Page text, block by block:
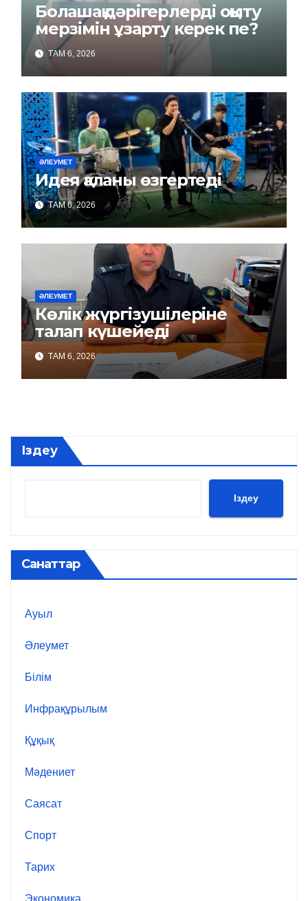
Болашақ дәрігерлерді оқыту
мерзімін ұзарту керек пе?
ТАМ 6, 2026
ӘЛЕУМЕТ
Идея қаланы өзгертеді
ТАМ 6, 2026
ӘЛЕУМЕТ
Көлік жүргізушілеріне
талап күшейеді
ТАМ 6, 2026
Іздеу
Іздеу
Санаттар
Ауыл
Әлеумет
Білім
Инфрақұрылым
Құқық
Мәдениет
Саясат
Спорт
Тарих
Экономика